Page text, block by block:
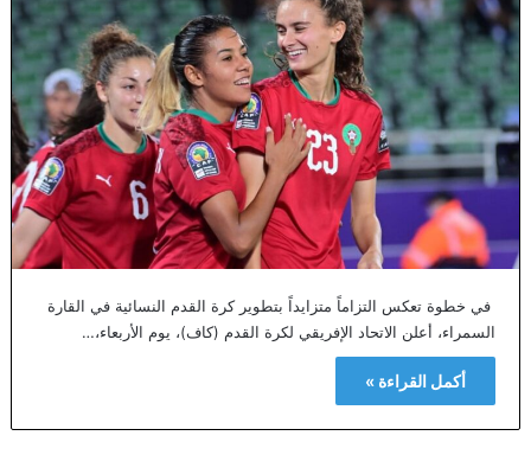
في خطوة تعكس التزاماً متزايداً بتطوير كرة القدم النسائية في القارة
السمراء، أعلن الاتحاد الإفريقي لكرة القدم (كاف)، يوم الأربعاء،…
أكمل القراءة »